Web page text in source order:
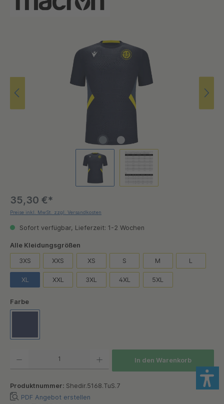
35,30 €*
Preise inkl. MwSt. zzgl. Versandkosten
Sofort verfügbar, Lieferzeit: 1-2 Wochen
Alle Kleidungsgrößen
3XS XXS XS S M L
XL XXL 3XL 4XL 5XL
Farbeauswählen
In den Warenkorb
Produktnummer: Shedir.5168.TuS.7
PDF Angebot erstellen